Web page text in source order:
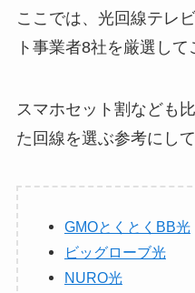
ここでは、光回線テレ
ト事業者8社を厳選して
スマホセット割なども
た回線を選ぶ参考にして
GMOとくとくBB光
ビッグローブ光
NURO光